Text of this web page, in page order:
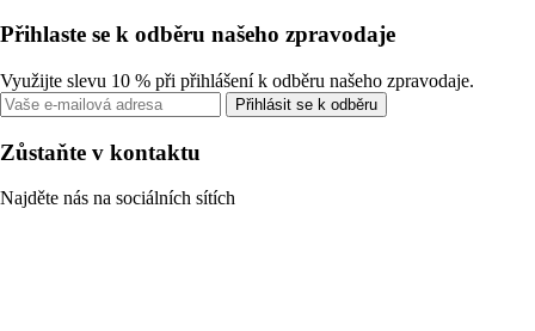
Přihlaste se k odběru našeho zpravodaje
Využijte slevu 10 % při přihlášení k odběru našeho zpravodaje.
Přihlásit se k odběru
Zůstaňte v kontaktu
Najděte nás na sociálních sítích